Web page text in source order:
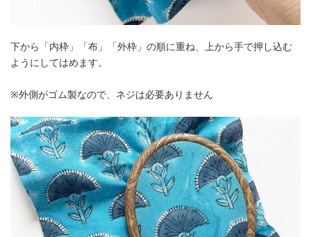
下から「内枠」「布」「外枠」の順に重ね、上から手で押し込む
ようにしてはめます。
※外側がゴム製なので、ネジは必要ありません